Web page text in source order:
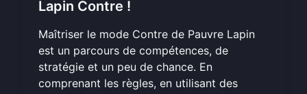
Lapin Contre !
Maîtriser le mode Contre de Pauvre Lapin
est un parcours de compétences, de
stratégie et un peu de chance. En
comprenant les règles, en utilisant des